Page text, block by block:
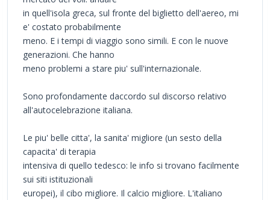
in quell'isola greca, sul fronte del biglietto dell'aereo, mi
e' costato probabilmente
meno. E i tempi di viaggio sono simili. E con le nuove
generazioni. Che hanno
meno problemi a stare piu' sull'internazionale.
Sono profondamente daccordo sul discorso relativo
all'autocelebrazione italiana.
Le piu' belle citta', la sanita' migliore (un sesto della
capacita' di terapia
intensiva di quello tedesco: le info si trovano facilmente
sui siti istituzionali
europei), il cibo migliore. Il calcio migliore. L'italiano